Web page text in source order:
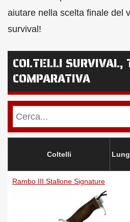
aiutare nella scelta finale del
survival!
COLTELLI SURVIVAL,
COMPARATIVA
Coltelli
Rambo III Stallone Signature